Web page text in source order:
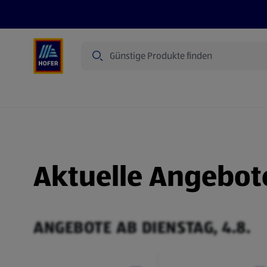
Aktuelle
ANGEBOTE AB DIENSTAG, 4.8.